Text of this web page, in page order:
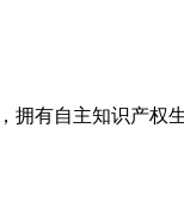
拥有自主知识产权